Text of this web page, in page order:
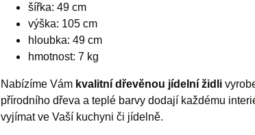
šířka: 49 cm
výška: 105 cm
hloubka: 49 cm
hmotnost: 7 kg
Nabízíme Vám kvalitní dřevěnou jídelní židli
přírodního dřeva a teplé barvy dodají každému
vyjímat ve Vaší kuchyni či jídelně.